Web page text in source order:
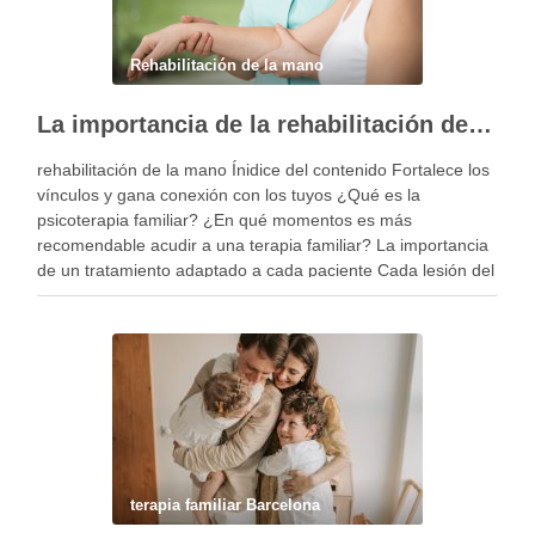
Rehabilitación de la mano
La importancia de la rehabilitación de la mano personalizada
rehabilitación de la mano Ínidice del contenido Fortalece los
vínculos y gana conexión con los tuyos ¿Qué es la
psicoterapia familiar? ¿En qué momentos es más
recomendable acudir a una terapia familiar? La importancia
de un tratamiento adaptado a cada paciente Cada lesión del
miembro superior es diferente y, por …
terapia familiar Barcelona